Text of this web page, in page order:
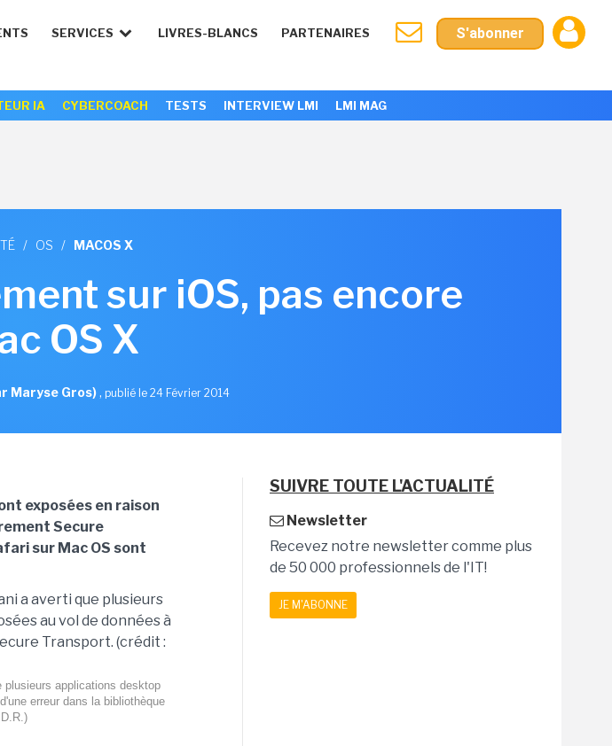
SERVICES LIVRES-BLANCS PARTENAIRES S'abonner
IA CYBERCOACH TESTS INTERVIEW LMI LMI MAG
/ OS / MACOS X
sur iOS, pas encore
OS X
Maryse Gros), publié le 24 Février 2014
exposées en raison
Secure
sur Mac OS sont
plusieurs applications desktop
erreur dans la bibliothèque
SUIVRE TOUTE L'ACTUALITÉ
Newsletter
Recevez notre newsletter comme plus
de 50 000 professionnels de l'IT!
JE M'ABONNE